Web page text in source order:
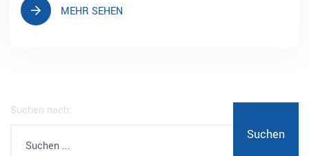
MEHR SEHEN
Suchen nach: